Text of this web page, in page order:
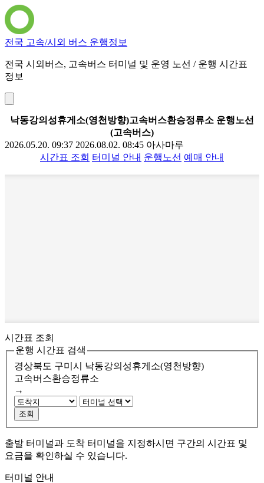
전국 고속/시외 버스 운행정보
전국 시외버스, 고속버스 터미널 및 운영 노선 / 운행 시간표
정보
낙동강의성휴게소(영천방향)고속버스환승정류소 운행노선
(고속버스)
2026.05.20. 09:37 2026.08.02. 08:45 아사마루
시간표 조회 터미널 안내 운행노선 예매 안내
시간표 조회
운행 시간표 검색
경상북도 구미시
낙동강의성휴게소(영천방향)
고속버스환승정류소
→
조회
출발 터미널과 도착 터미널을 지정하시면 구간의 시간표 및
요금을 확인하실 수 있습니다.
터미널 안내